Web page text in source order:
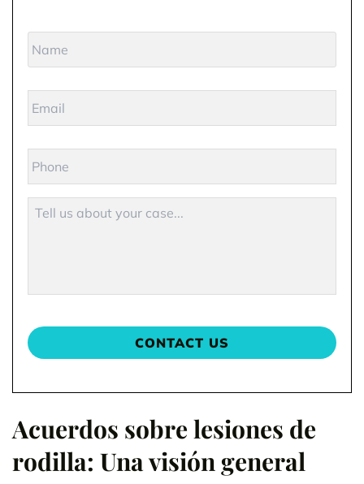
Name *
Email
Phone
Description
Acuerdos sobre lesiones de
rodilla: Una visión general